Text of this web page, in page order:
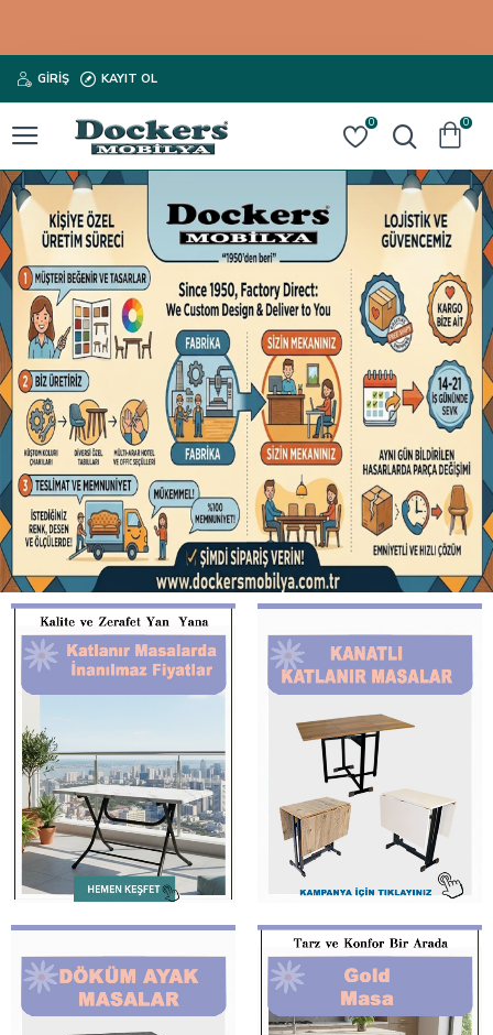
GIRIŞ KAYIT OL
0 0